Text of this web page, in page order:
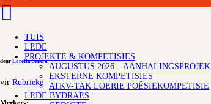
TUIS
LEDE
PROJEKTE & KOMPETISIES
AUGUSTUS 2026 – AANHALINGSPROJEK
EKSTERNE KOMPETISIES
ATKV-TAK LOERIE POËSIEKOMPETISIE
LEDE BYDRAES
deur Loretta Szikra
vir Rubrieke